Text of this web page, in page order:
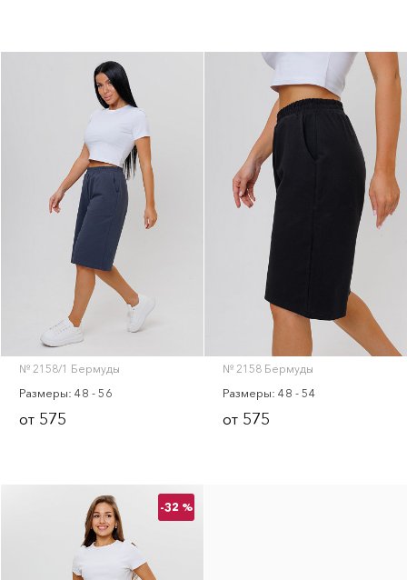
№ 2158/1 Бермуды
Размеры: 48 - 56
от575
№ 2158 Бермуды
Размеры: 48 - 54
от575
-32 %